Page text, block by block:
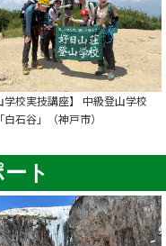
学校実技講座】 中級登山学校
石谷」（神戸市）
ト